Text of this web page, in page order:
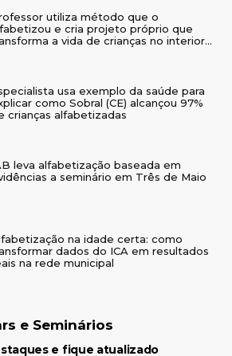
a vida de crianças no interior
RS
crianças alfabetizadas
na rede municipal
e Seminários
e fique atualizado